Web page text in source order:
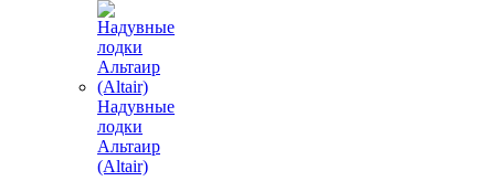
Надувные
лодки
Альтаир
(Altair)